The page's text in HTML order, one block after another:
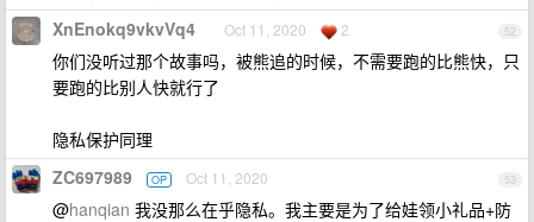
52
XnEnokq9vkvVq4 Oct 11, 2020 2
你们没听过那个故事吗，被熊追的时候，不需要跑的比熊快，只
要跑的比别人快就行了
隐私保护同理
53
ZC697989 OP Oct 11, 2020
@hanqian 我没那么在乎隐私。我主要是为了给娃领小礼品+防